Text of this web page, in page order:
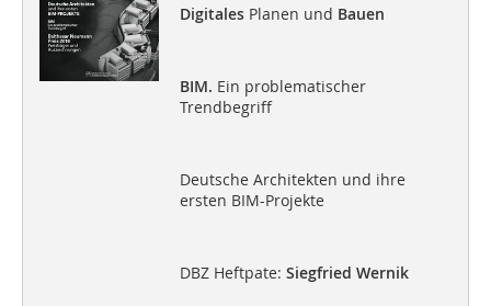
DigitalesPlanen und Bauen
BIM. Ein problematischer
Trendbegriff
Deutsche Architekten und ihre
ersten BIM-Projekte
DBZ Heftpate: Siegfried Wernik